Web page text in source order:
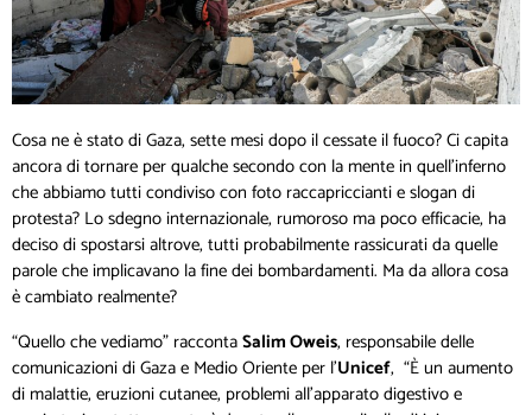
Cosa ne è stato di Gaza, sette mesi dopo il cessate il fuoco? Ci capita
ancora di tornare per qualche secondo con la mente in quell’inferno
che abbiamo tutti condiviso con foto raccapriccianti e slogan di
protesta? Lo sdegno internazionale, rumoroso ma poco efficacie, ha
deciso di spostarsi altrove, tutti probabilmente rassicurati da quelle
parole che implicavano la fine dei bombardamenti. Ma da allora cosa
è cambiato realmente?
“Quello che vediamo” raccontaSalim Oweis, responsabile delle
comunicazioni di Gaza e Medio Oriente per l’Unicef, “È un aumento
di malattie, eruzioni cutanee, problemi all’apparato digestivo e